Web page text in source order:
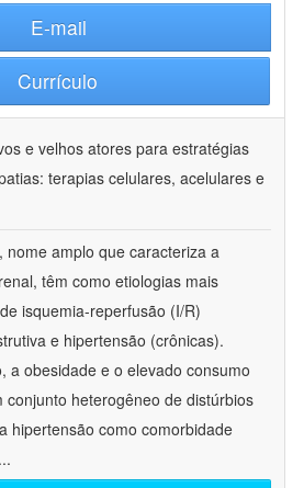
E-mail
Currículo
e velhos atores para estratégias
terapias celulares, acelulares e
nome amplo que caracteriza a
têm como etiologias mais
isquemia-reperfusão (I/R)
e hipertensão (crônicas).
a obesidade e o elevado consumo
heterogêneo de distúrbios
hipertensão como comorbidade
...